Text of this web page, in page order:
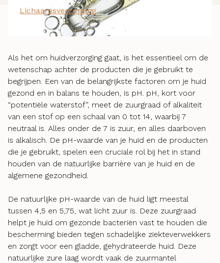
Lichaamsverzorging
Als het om huidverzorging gaat, is het essentieel om de
wetenschap achter de producten die je gebruikt te
begrijpen. Een van de belangrijkste factoren om je huid
gezond en in balans te houden, is pH. pH, kort voor
“potentiële waterstof”, meet de zuurgraad of alkaliteit
van een stof op een schaal van 0 tot 14, waarbij 7
neutraal is. Alles onder de 7 is zuur, en alles daarboven
is alkalisch. De pH-waarde van je huid en de producten
die je gebruikt, spelen een cruciale rol bij het in stand
houden van de natuurlijke barrière van je huid en de
algemene gezondheid.
De natuurlijke pH-waarde van de huid ligt meestal
tussen 4,5 en 5,75, wat licht zuur is. Deze zuurgraad
helpt je huid om gezonde bacteriën vast te houden die
bescherming bieden tegen schadelijke ziekteverwekkers
en zorgt voor een gladde, gehydrateerde huid. Deze
natuurlijke zure laag wordt vaak de zuurmantel